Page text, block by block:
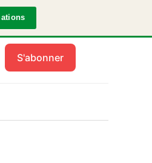
S'abonner